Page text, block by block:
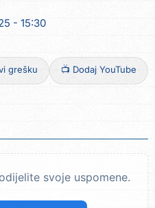
- 15:30
grešku 📺 Dodaj YouTube
svoje uspomene.